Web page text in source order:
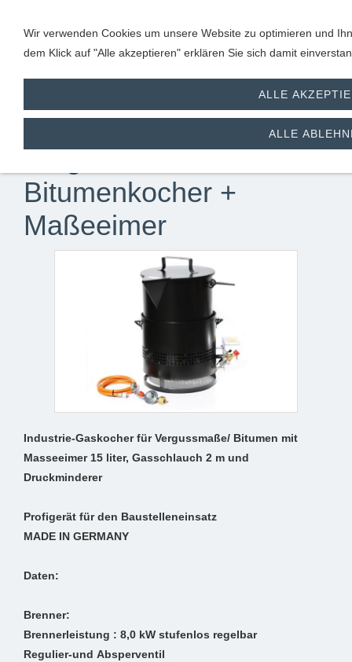
Gaskocher
Vergußmaße-/
Bitumenkocher +
Maßeeimer
Industrie-Gaskocher für Vergussmaße/ Bitumen mit
Masseeimer 15 liter, Gasschlauch 2 m und
Druckminderer
Profigerät für den Baustelleneinsatz
MADE IN GERMANY
Daten:
Brenner:
Brennerleistung : 8,0 kW stufenlos regelbar
Regulier-und Absperventil
Wir verwenden Cookies um unsere Website zu optimieren und
dem Klick auf "Alle akzeptieren" erklären Sie sich damit
ALLE
ALLE